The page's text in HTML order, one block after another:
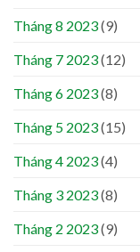
Tháng 8 2023(9)
Tháng 7 2023(12)
Tháng 6 2023(8)
Tháng 5 2023(15)
Tháng 4 2023(4)
Tháng 3 2023(8)
Tháng 2 2023(9)